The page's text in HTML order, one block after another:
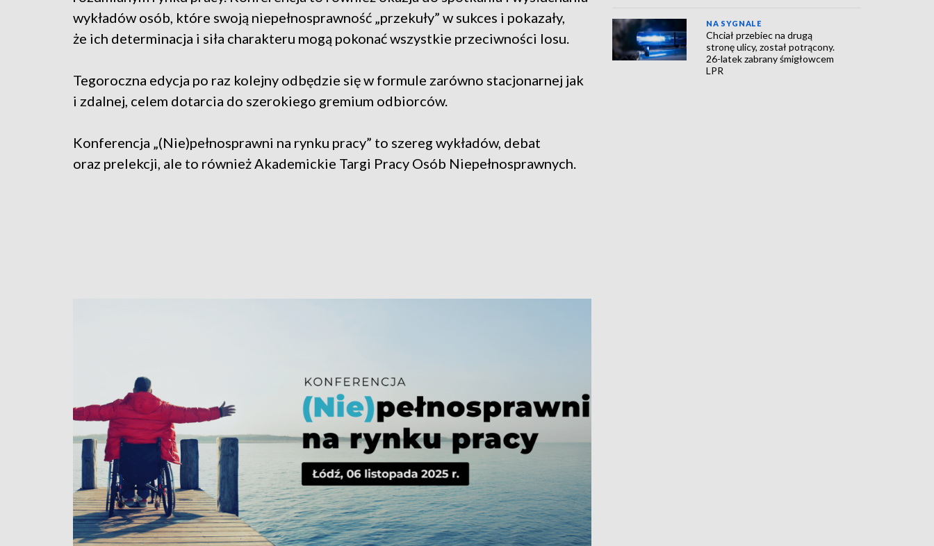
wykładów osób, które swoją niepełnosprawność „przekuły” w sukces i pokazały,
że ich determinacja i siła charakteru mogą pokonać wszystkie przeciwności losu.
Tegoroczna edycja po raz kolejny odbędzie się w formule zarówno stacjonarnej jak
i zdalnej, celem dotarcia do szerokiego gremium odbiorców.
Konferencja „(Nie)pełnosprawni na rynku pracy” to szereg wykładów, debat
oraz prelekcji, ale to również Akademickie Targi Pracy Osób Niepełnosprawnych.
NA SYGNALE
Chciał przebiec na drugą
stronę ulicy, został potrącony.
26-latek zabrany śmigłowcem
LPR